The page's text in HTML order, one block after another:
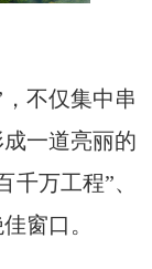
不仅集中串
一道亮丽的
千万工程”、
窗口。